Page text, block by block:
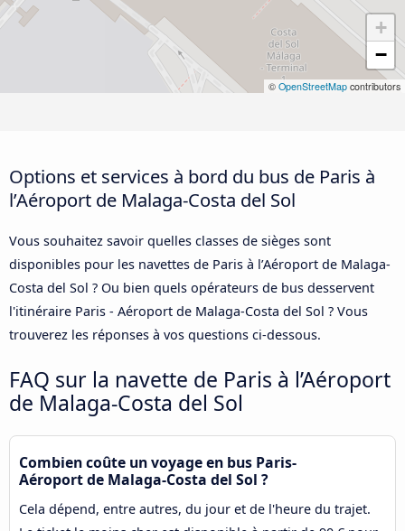
+
−
© OpenStreetMap contributors
Options et services à bord du bus de Paris à
l’Aéroport de Malaga-Costa del Sol
Vous souhaitez savoir quelles classes de sièges sont
disponibles pour les navettes de Paris à l’Aéroport de Malaga-
Costa del Sol ? Ou bien quels opérateurs de bus desservent
l'itinéraire Paris - Aéroport de Malaga-Costa del Sol ? Vous
trouverez les réponses à vos questions ci-dessous.
FAQ sur la navette de Paris à l’Aéroport
de Malaga-Costa del Sol
Combien coûte un voyage en bus Paris-
Aéroport de Malaga-Costa del Sol ?
Cela dépend, entre autres, du jour et de l'heure du trajet.